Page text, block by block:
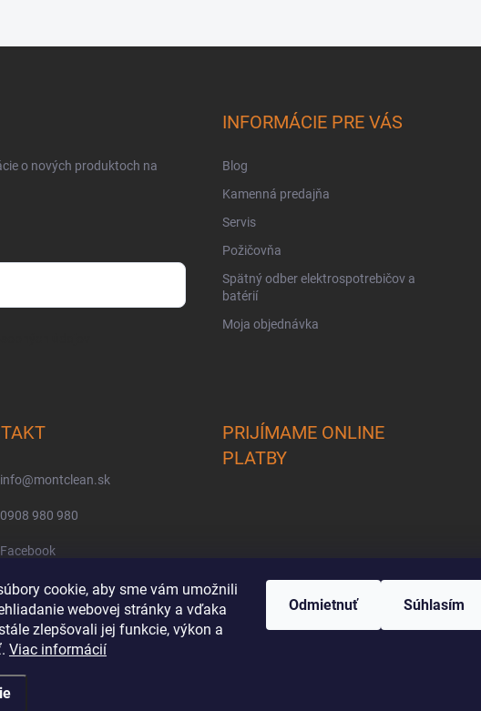
cookie, aby sme vám umožnili
webovej stránky a vďaka
zlepšovali jej funkcie, výkon a
Viac informácií
Odmietnuť Súhlasím
o nových produktoch na
INFORMÁCIE PRE VÁS
Blog
Kamenná predajňa
Servis
Požičovňa
Spätný odber elektrospotrebičov a
batérií
Moja objednávka
info@montclean.sk
0908 980 980
Facebook
montclean/
PRIJÍMAME ONLINE
PLATBY
Upraviť nastavenie cookies